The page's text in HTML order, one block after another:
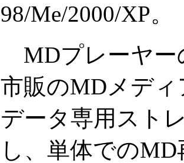
98/Me/2000/XP。
MDプレーヤー
市販のMDメデ
データ専用スト
し、単体での